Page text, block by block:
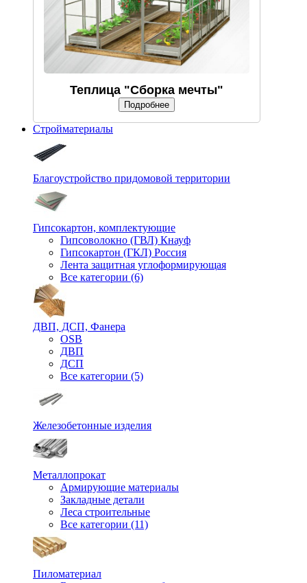
Теплица "Сборка мечты"
Подробнее
Стройматериалы
Благоустройство придомовой территории
Гипсокартон, комплектующие
Гипсоволокно (ГВЛ) Кнауф
Гипсокартон (ГКЛ) Россия
Лента защитная углоформирующая
Все категории (6)
ДВП, ДСП, Фанера
OSB
ДВП
ДСП
Все категории (5)
Железобетонные изделия
Металлопрокат
Армирующие материалы
Закладные детали
Леса строительные
Все категории (11)
Пиломатериал